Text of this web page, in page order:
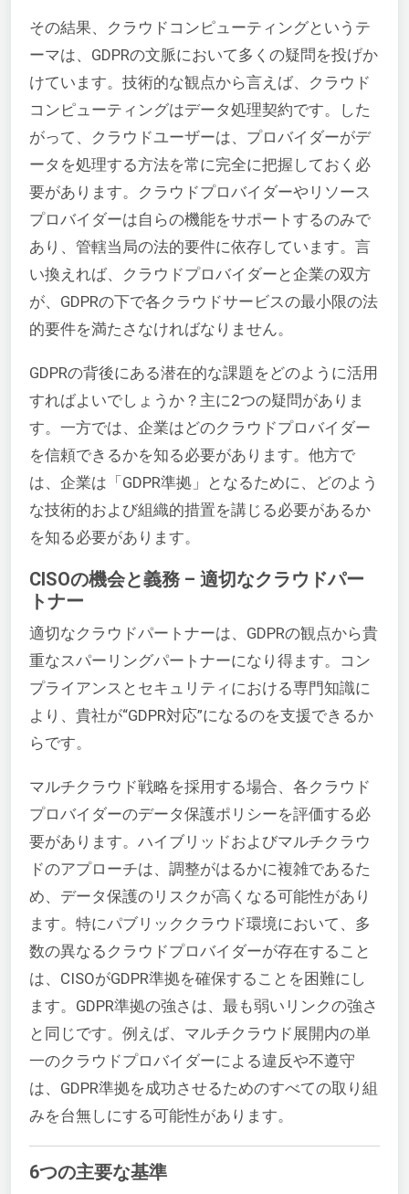
その結果、クラウドコンピューティングというテ
ーマは、GDPRの文脈において多くの疑問を投げか
けています。技術的な観点から言えば、クラウド
コンピューティングはデータ処理契約です。した
がって、クラウドユーザーは、プロバイダーがデ
ータを処理する方法を常に完全に把握しておく必
要があります。クラウドプロバイダーやリソース
プロバイダーは自らの機能をサポートするのみで
あり、管轄当局の法的要件に依存しています。言
い換えれば、クラウドプロバイダーと企業の双方
が、GDPRの下で各クラウドサービスの最小限の法
的要件を満たさなければなりません。
GDPRの背後にある潜在的な課題をどのように活用
すればよいでしょうか？主に2つの疑問がありま
す。一方では、企業はどのクラウドプロバイダー
を信頼できるかを知る必要があります。他方で
は、企業は「GDPR準拠」となるために、どのよう
な技術的および組織的措置を講じる必要があるか
を知る必要があります。
CISOの機会と義務 – 適切なクラウドパー
トナー
適切なクラウドパートナーは、GDPRの観点から貴
重なスパーリングパートナーになり得ます。コン
プライアンスとセキュリティにおける専門知識に
より、貴社が“GDPR対応”になるのを支援できるか
らです。
マルチクラウド戦略を採用する場合、各クラウド
プロバイダーのデータ保護ポリシーを評価する必
要があります。ハイブリッドおよびマルチクラウ
ドのアプローチは、調整がはるかに複雑であるた
め、データ保護のリスクが高くなる可能性があり
ます。特にパブリッククラウド環境において、多
数の異なるクラウドプロバイダーが存在すること
は、CISOがGDPR準拠を確保することを困難にし
ます。GDPR準拠の強さは、最も弱いリンクの強さ
と同じです。例えば、マルチクラウド展開内の単
一のクラウドプロバイダーによる違反や不遵守
は、GDPR準拠を成功させるためのすべての取り組
みを台無しにする可能性があります。
6つの主要な基準